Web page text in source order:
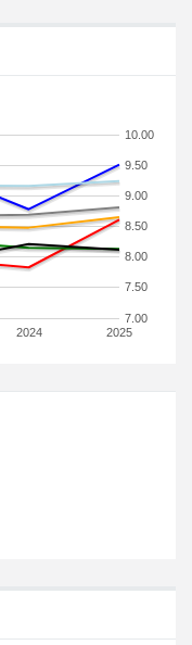
2024 2025
7.00
7.50
8.00
8.50
9.00
9.50
10.00